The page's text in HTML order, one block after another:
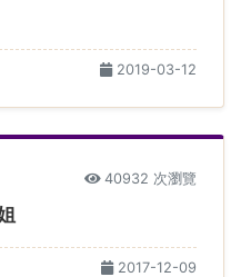
2019-03-12
40932 次瀏覽
2017-12-09